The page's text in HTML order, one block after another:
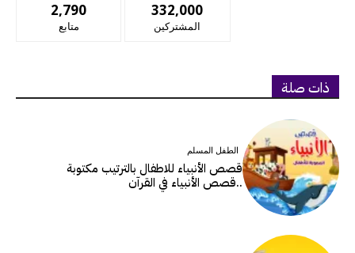
2,790
متابع
332,000
المشتركين
ذات صلة
الطفل المسلم
قصص الأنبياء للاطفال بالترتيب مكتوبة
..قصص الأنبياء في القرآن